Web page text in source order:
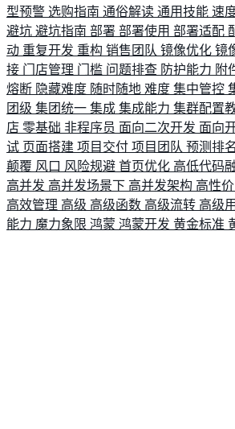
型预警 选购指南 通俗解读 通用技能 速
避坑 避坑指南 部署 部署使用 部署适配
动 重复开发 重构 销售团队 镜像优化 镜
接 门店管理 门槛 问题排查 防护能力 附
熔断 隐藏难度 随时随地 难度 集中管控
团级 集团统一 集成 集成能力 集群配置
店 零基础 非程序员 面向二次开发 面向
试 页面搭建 项目交付 项目团队 预测排名
颠覆 风口 风险规避 首页优化 高低代码
高并发 高并发场景下 高并发架构 高性
高效管理 高级 高级函数 高级流转 高级
能力 魔力象限 鸿蒙 鸿蒙开发 黄金标准